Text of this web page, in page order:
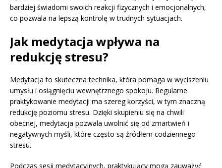
bardziej świadomi swoich reakcji fizycznych i emocjonalnych,
co pozwala na lepszą kontrolę w trudnych sytuacjach.
Jak medytacja wpływa na
redukcję stresu?
Medytacja to skuteczna technika, która pomaga w wyciszeniu
umysłu i osiągnięciu wewnętrznego spokoju. Regularne
praktykowanie medytacji ma szereg korzyści, w tym znaczną
redukcję poziomu stresu. Dzięki skupieniu się na chwili
obecnej, medytacja pozwala uwolnić się od zmartwień i
negatywnych myśli, które często są źródłem codziennego
stresu.
Podczas sesji medytacyjnych, praktykujący mogą zauważyć